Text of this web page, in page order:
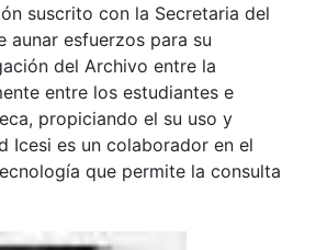
suscrito con la Secretaria del
aunar esfuerzos para su
del Archivo entre la
entre los estudiantes e
propiciando el su uso y
Icesi es un colaborador en el
que permite la consulta